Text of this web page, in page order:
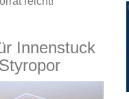
Innenstuck